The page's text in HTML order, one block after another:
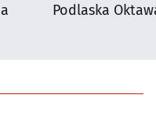
Podlaska